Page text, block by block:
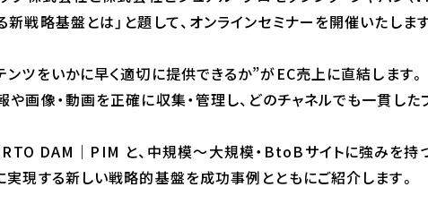
戦略基盤とは」と題して、オンラインセミナーを開催いたします
ツをいかに早く適切に提供できるか”がEC売上に直結します。
や画像・動画を正確に収集・管理し、どのチャネルでも一貫した
DAM｜PIM と、中規模〜大規模・BtoBサイトに強みを持
実現する新しい戦略的基盤を成功事例とともにご紹介します。